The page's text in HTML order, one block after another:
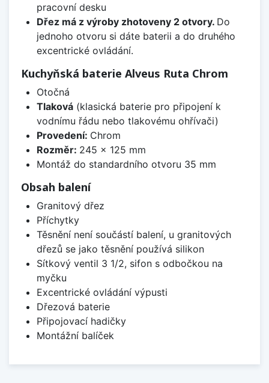
pracovní desku
Dřez má z výroby zhotoveny 2 otvory. Do
jednoho otvoru si dáte baterii a do druhého
excentrické ovládání.
Kuchyňská baterie Alveus Ruta Chrom
Otočná
Tlaková(klasická baterie pro připojení k
vodnímu řádu nebo tlakovému ohřívači)
Provedení: Chrom
Rozměr: 245 x 125 mm
Montáž do standardního otvoru 35 mm
Obsah balení
Granitový dřez
Příchytky
Těsnění není součástí balení, u granitových
dřezů se jako těsnění používá silikon
Sítkový ventil 3 1/2, sifon s odbočkou na
myčku
Excentrické ovládání výpusti
Dřezová baterie
Připojovací hadičky
Montážní balíček